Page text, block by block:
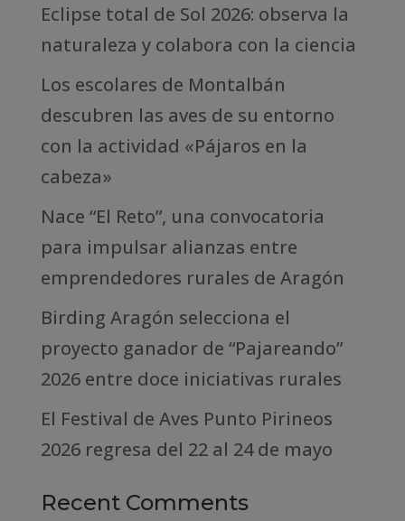
Eclipse total de Sol 2026: observa la
naturaleza y colabora con la ciencia
Los escolares de Montalbán
descubren las aves de su entorno
con la actividad «Pájaros en la
cabeza»
Nace “El Reto”, una convocatoria
para impulsar alianzas entre
emprendedores rurales de Aragón
Birding Aragón selecciona el
proyecto ganador de “Pajareando”
2026 entre doce iniciativas rurales
El Festival de Aves Punto Pirineos
2026 regresa del 22 al 24 de mayo
Recent Comments